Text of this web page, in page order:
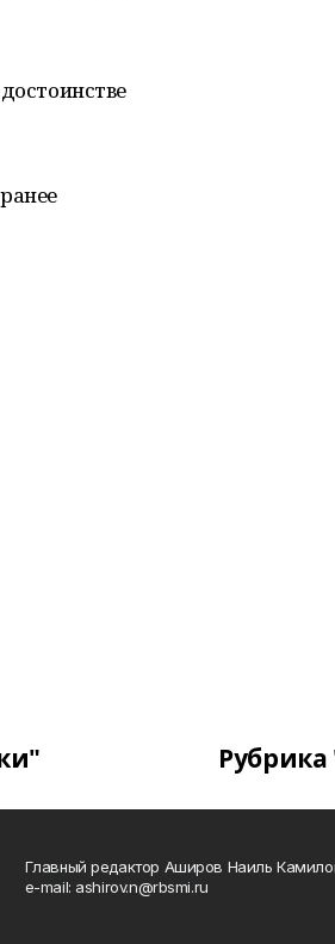
Главный редактор Аширов Наиль
e-mail: ashirov.n@rbsmi.ru